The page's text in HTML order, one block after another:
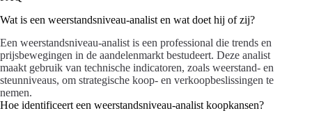
Wat is een weerstandsniveau-analist en wat doet hij of zij?
Een weerstandsniveau-analist is een professional die trends en
prijsbewegingen in de aandelenmarkt bestudeert. Deze analist
maakt gebruik van technische indicatoren, zoals weerstand- en
steunniveaus, om strategische koop- en verkoopbeslissingen te
nemen.
Hoe identificeert een weerstandsniveau-analist koopkansen?